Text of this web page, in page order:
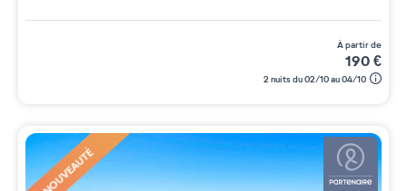
à partir de
190€
2 nuits du 02/10 au 04/10
NOUVEAUTÉ